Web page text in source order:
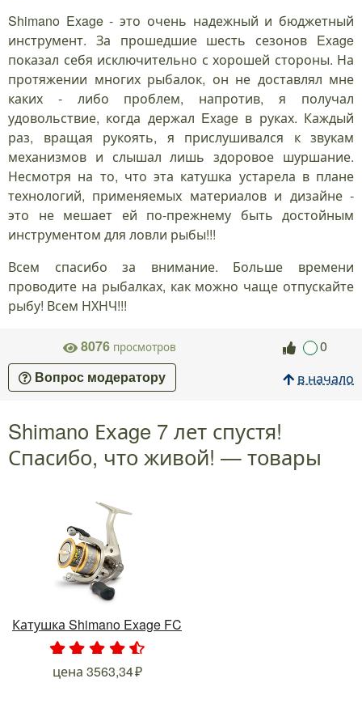
Shimano Exage - это очень надежный и бюджетный
инструмент. За прошедшие шесть сезонов Exage
показал себя исключительно с хорошей стороны. На
протяжении многих рыбалок, он не доставлял мне
каких - либо проблем, напротив, я получал
удовольствие, когда держал Exage в руках. Каждый
раз, вращая рукоять, я прислушивался к звукам
механизмов и слышал лишь здоровое шуршание.
Несмотря на то, что эта катушка устарела в плане
технологий, применяемых материалов и дизайне -
это не мешает ей по-прежнему быть достойным
инструментом для ловли рыбы!!!
Всем спасибо за внимание. Больше времени
проводите на рыбалках, как можно чаще отпускайте
рыбу! Всем НХНЧ!!!
8076 просмотров 0
Вопрос модератору в начало
Shimano Ехаge 7 лет спустя!
Спасибо, что живой! — товары
Катушка Shimano Exage FC
. . . . .
цена 3563,34